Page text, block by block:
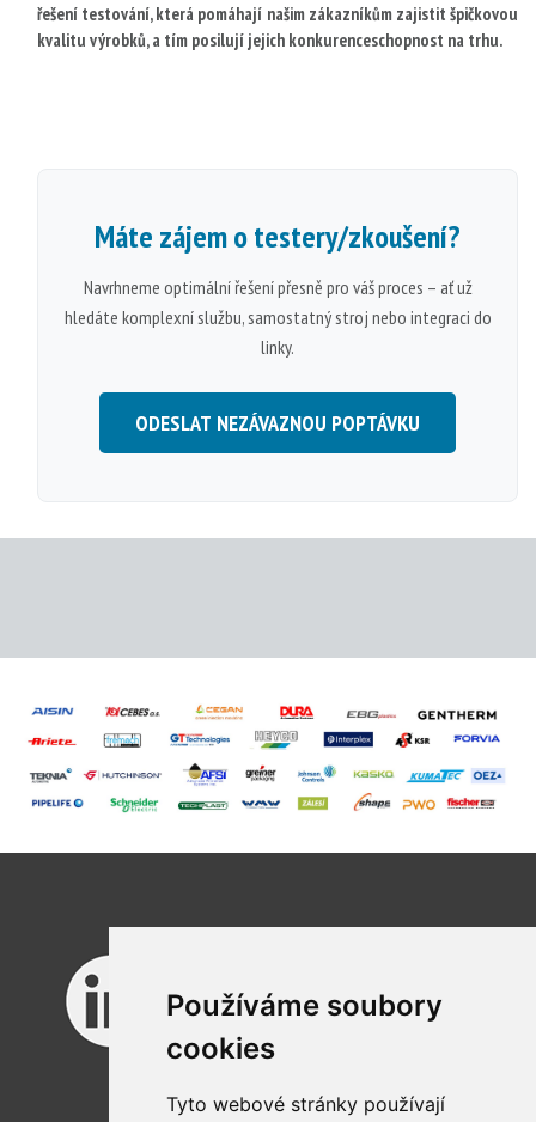
Používáme soubory
cookies
Tyto webové stránky používají
řešení testování, která pomáhají našim zákazníkům zajistit špičkovou
kvalitu výrobků, a tím posilují jejich konkurenceschopnost na trhu.
Máte zájem otestery/zkoušení?
Navrhneme optimální řešení přesně pro váš proces – ať už
hledáte komplexní službu, samostatný stroj nebo integraci do
linky.
ODESLAT NEZÁVAZNOU POPTÁVKU